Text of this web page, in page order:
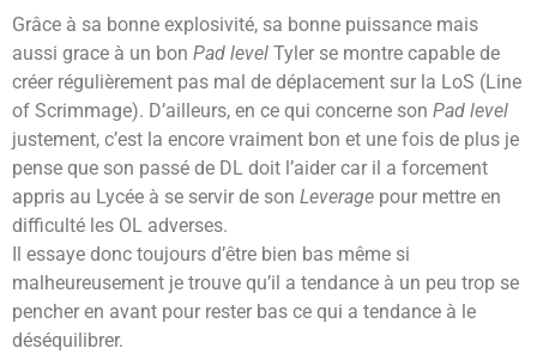
Grâce à sa bonne explosivité, sa bonne puissance mais
aussi grace à un bon Pad level Tyler se montre capable de
créer régulièrement pas mal de déplacement sur la LoS (Line
of Scrimmage). D’ailleurs, en ce qui concerne son Pad level
justement, c’est la encore vraiment bon et une fois de plus je
pense que son passé de DL doit l’aider car il a forcement
appris au Lycée à se servir de son Leverage pour mettre en
difficulté les OL adverses.
Il essaye donc toujours d’être bien bas même si
malheureusement je trouve qu’il a tendance à un peu trop se
pencher en avant pour rester bas ce qui a tendance à le
déséquilibrer.